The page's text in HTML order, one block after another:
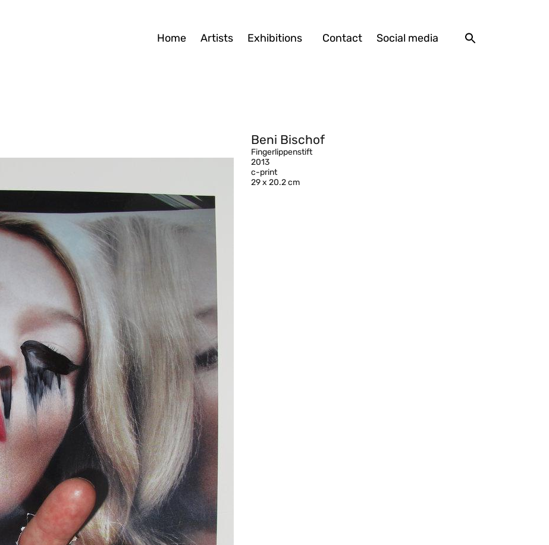
Home Artists Exhibitions Contact Social media
Beni Bischof
Fingerlippenstift
2013
c-print
29 x 20.2 cm